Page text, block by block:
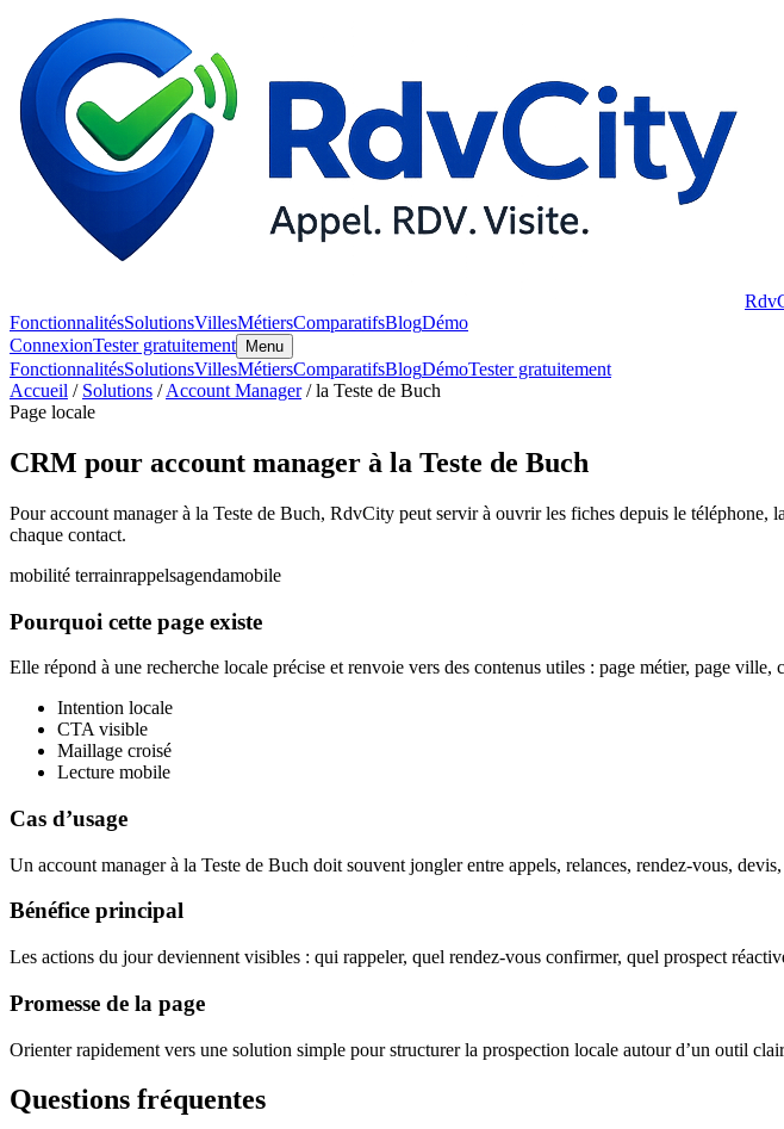
FonctionnalitésSolutionsVillesMétiersComparatifsBlogDémo
ConnexionTester gratuitement Menu
FonctionnalitésSolutionsVillesMétiersComparatifsBlogDémoTester gratuitement
Accueil / Solutions /Account Manager/ la Teste de Buch
Page locale
CRM pour account manager à la Teste de Buch
Pour account manager à la Teste de Buch, RdvCity peut servir à ouvrir les fiches depuis le
chaque contact.
mobilité terrainrappelsagendamobile
Pourquoi cette page existe
Elle répond à une recherche locale précise et renvoie vers des contenus utiles : page métier, page ville,
Intention locale
CTA visible
Maillage croisé
Lecture mobile
Cas d’usage
Un account manager à la Teste de Buch doit souvent jongler entre appels, relances, rendez-vous,
Bénéfice principal
Les actions du jour deviennent visibles : qui rappeler, quel rendez-vous confirmer, quel prospect
Promesse de la page
Orienter rapidement vers une solution simple pour structurer la prospection locale autour d’un outil
Questions fréquentes